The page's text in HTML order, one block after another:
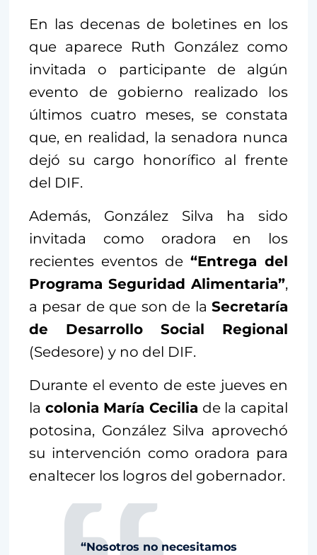
En las decenas de boletines en los
que aparece Ruth González como
invitada o participante de algún
evento de gobierno realizado los
últimos cuatro meses, se constata
que, en realidad, la senadora nunca
dejó su cargo honorífico al frente
del DIF.
Además, González Silva ha sido
invitada como oradora en los
recientes eventos de “Entrega del
Programa Seguridad Alimentaria”,
a pesar de que son de la Secretaría
de Desarrollo Social Regional
(Sedesore) y no del DIF.
Durante el evento de este jueves en
la colonia María Cecilia de la capital
potosina, González Silva aprovechó
su intervención como oradora para
enaltecer los logros del gobernador.
“Nosotros no necesitamos